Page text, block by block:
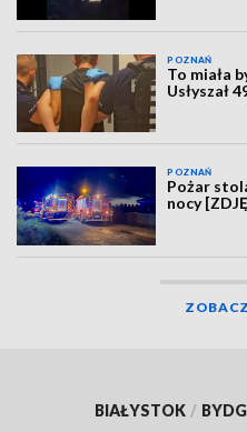
POZNAŃ
To miała
Usłyszał
POZNAŃ
Pożar
nocy
BIAŁYSTOK /